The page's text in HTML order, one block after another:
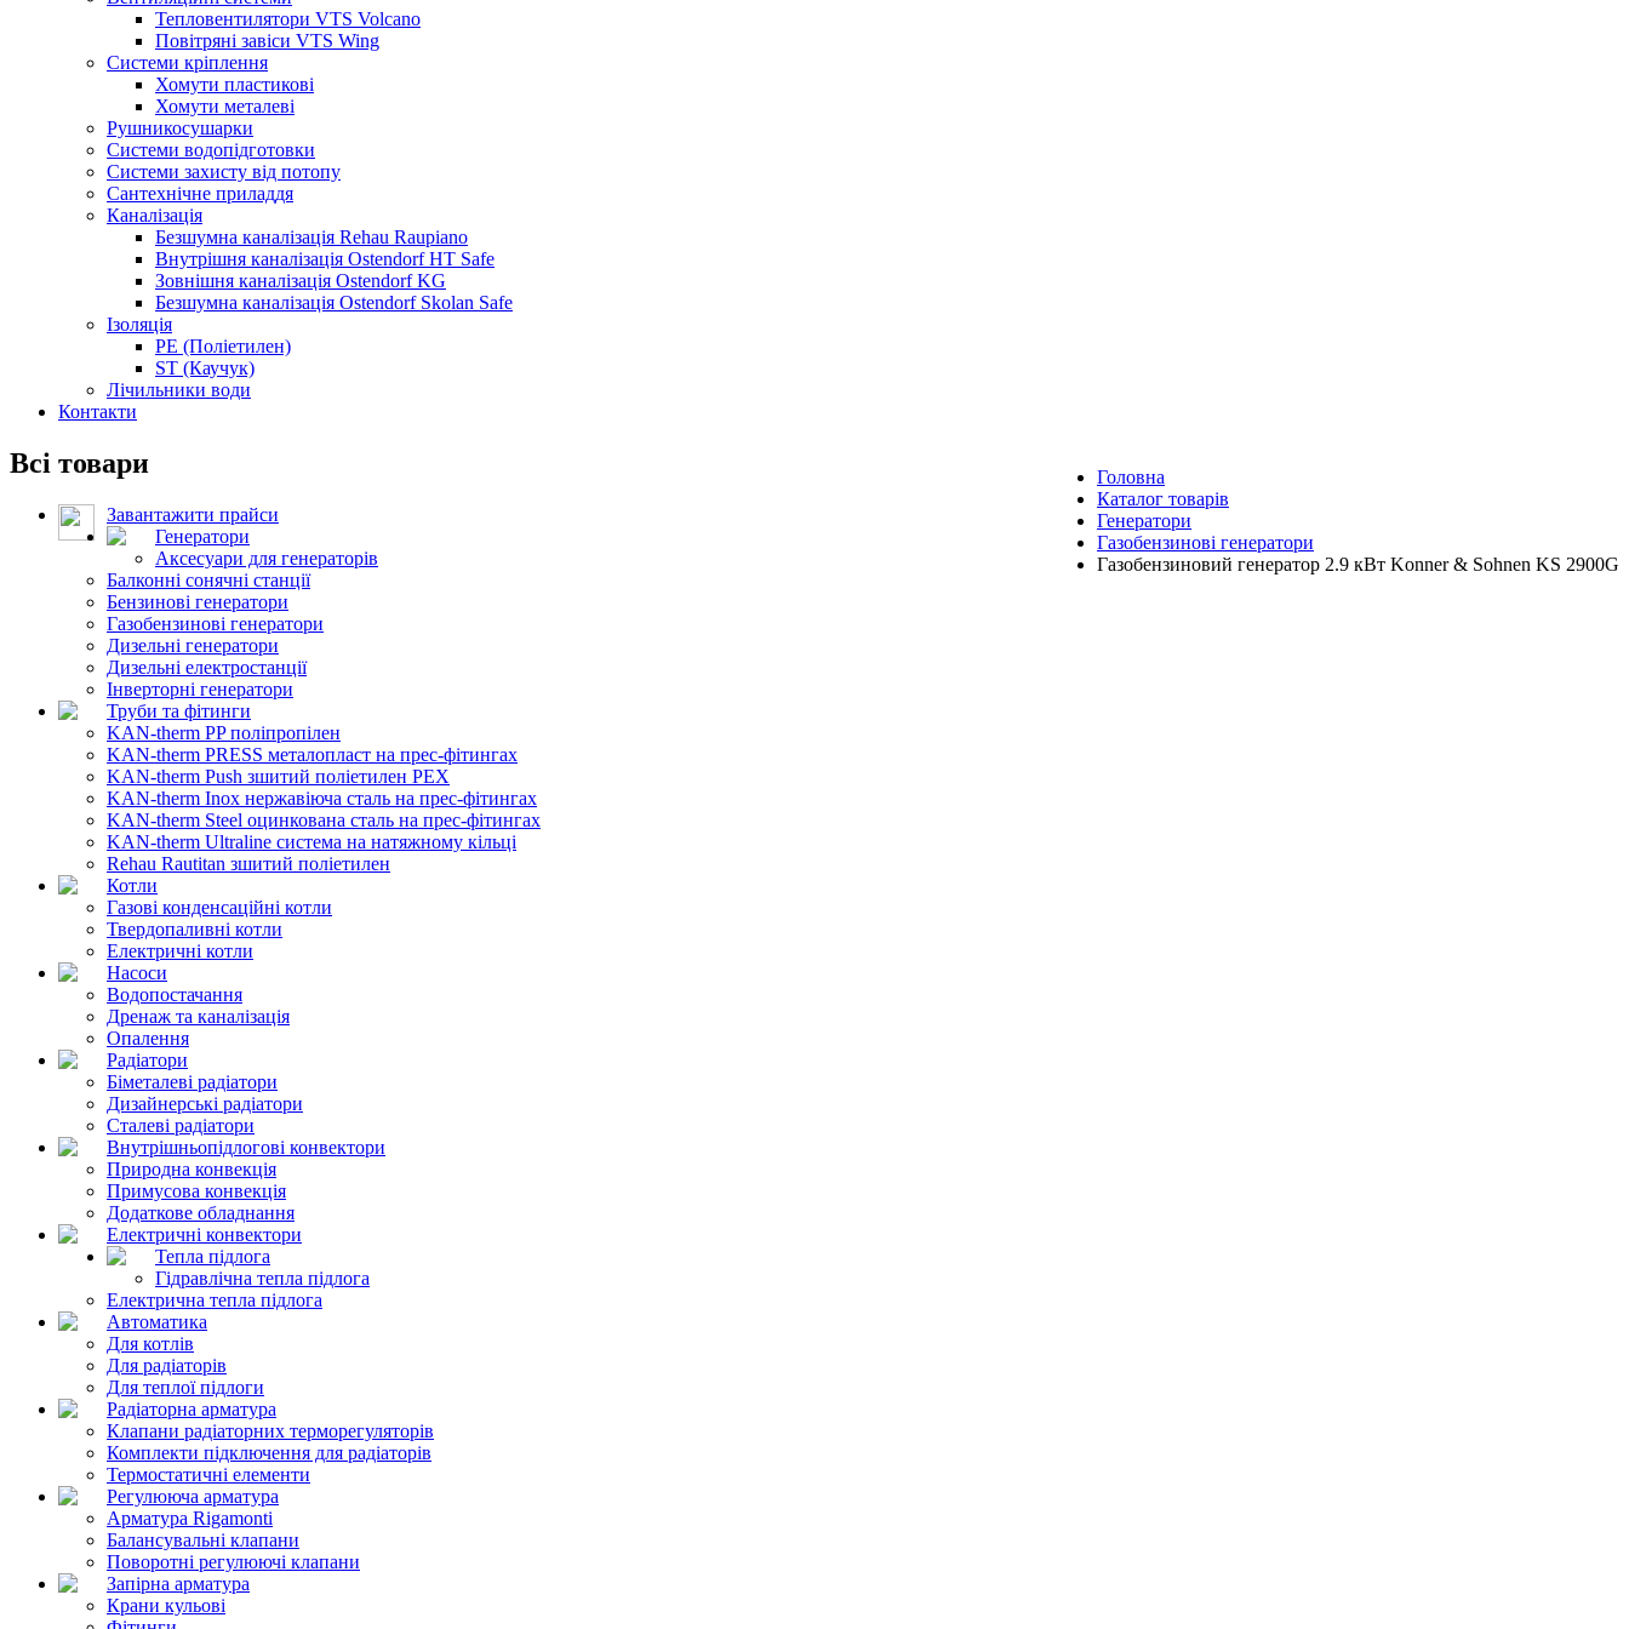
Тепловентилятори VTS Volcano
Повітряні завіси VTS Wing
Системи кріплення
Хомути пластикові
Хомути металеві
Рушникосушарки
Системи водопідготовки
Системи захисту від потопу
Сантехнічне приладдя
Каналізація
Безшумна каналізація Rehau Raupiano
Внутрішня каналізація Ostendorf HT Safe
Зовнішня каналізація Ostendorf KG
Безшумна каналізація Ostendorf Skolan Safe
Ізоляція
PE (Поліетилен)
ST (Каучук)
Лічильники води
Контакти
Головна
Каталог товарів
Генератори
Газобензинові генератори
Газобензиновий генератор 2.9 кВт Konner & Sohnen KS 2900G
Всі товари
Завантажити прайси
Генератори
Аксесуари для генераторів
Балконні сонячні станції
Бензинові генератори
Газобензинові генератори
Дизельні генератори
Дизельні електростанції
Інверторні генератори
Труби та фітинги
KAN-therm PP поліпропілен
KAN-therm PRESS металопласт на прес-фітингах
KAN-therm Push зшитий поліетилен PEX
KAN-therm Inox нержавіюча сталь на прес-фітингах
KAN-therm Steel оцинкована сталь на прес-фітингах
KAN-therm Ultraline система на натяжному кільці
Rehau Rautitan зшитий поліетилен
Котли
Газові конденсаційні котли
Твердопаливні котли
Електричні котли
Насоси
Водопостачання
Дренаж та каналізація
Опалення
Радіатори
Біметалеві радіатори
Дизайнерські радіатори
Сталеві радіатори
Внутрішньопідлогові конвектори
Природна конвекція
Примусова конвекція
Додаткове обладнання
Електричні конвектори
Тепла підлога
Гідравлічна тепла підлога
Електрична тепла підлога
Автоматика
Для котлів
Для радіаторів
Для теплої підлоги
Радіаторна арматура
Клапани радіаторних терморегуляторів
Комплекти підключення для радіаторів
Термостатичні елементи
Регулююча арматура
Арматура Rigamonti
Балансувальні клапани
Поворотні регулюючі клапани
Запірна арматура
Крани кульові